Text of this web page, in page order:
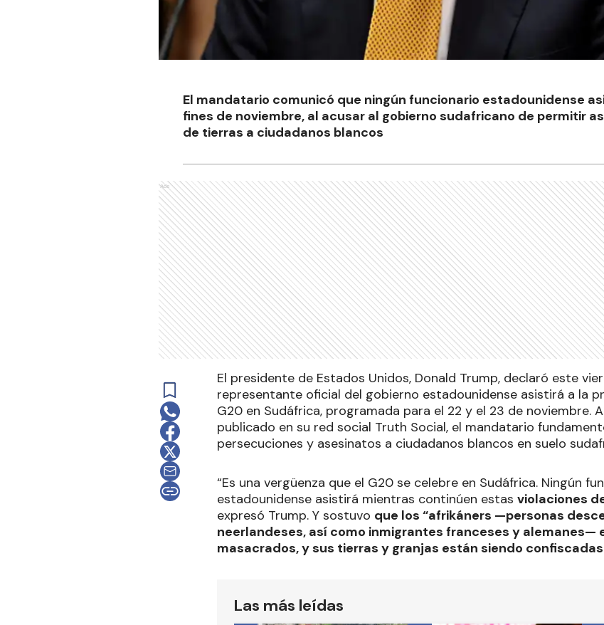
El mandatario comunicó que ningún funcionario estadounidense
fines de noviembre, al acusar al gobierno sudafricano de permitir
de tierras a ciudadanos blancos
Ads
El presidente de Estados Unidos, Donald Trump, declaró este
representante oficial del gobierno estadounidense asistirá a la
G20 en Sudáfrica, programada para el 22 y el 23 de noviembre.
publicado en su red social Truth Social, el mandatario
persecuciones y asesinatos a ciudadanos blancos en suelo
“Es una vergüenza que el G20 se celebre en Sudáfrica. Ningún
estadounidense asistirá mientras continúen estas violaciones
expresó Trump. Y sostuvo que los “afrikáners —personas
neerlandeses, así como inmigrantes franceses y alemanes—
masacrados, y sus tierras y granjas están siendo
Las más leídas